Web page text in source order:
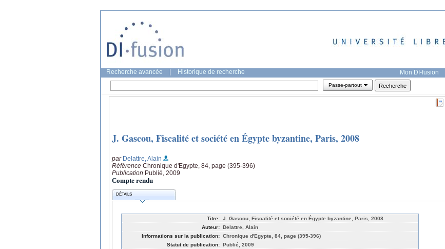
Recherche avancée Historique de recherche Mon DI-fusion
Passe-partout
J. Gascou, Fiscalité et société en Égypte byzantine, Paris, 2008
par Delattre, Alain
Référence Chronique d'Egypte, 84, page (395-396)
Publication Publié, 2009
Compte rendu
DÉTAILS
Titre: J. Gascou, Fiscalité et société en Égypte byzantine, Paris, 2008
Auteur: Delattre, Alain
Informations sur la publication: Chronique d'Egypte, 84, page (395-396)
Statut de publication: Publié, 2009